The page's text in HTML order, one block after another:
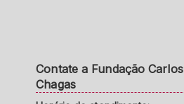
Contate a Fundação Carlos
Chagas